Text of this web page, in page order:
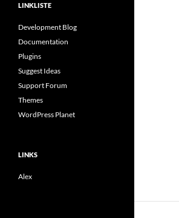
LINKLISTE
Development Blog
Documentation
Plugins
Suggest Ideas
Support Forum
Themes
WordPress Planet
LINKS
Alex